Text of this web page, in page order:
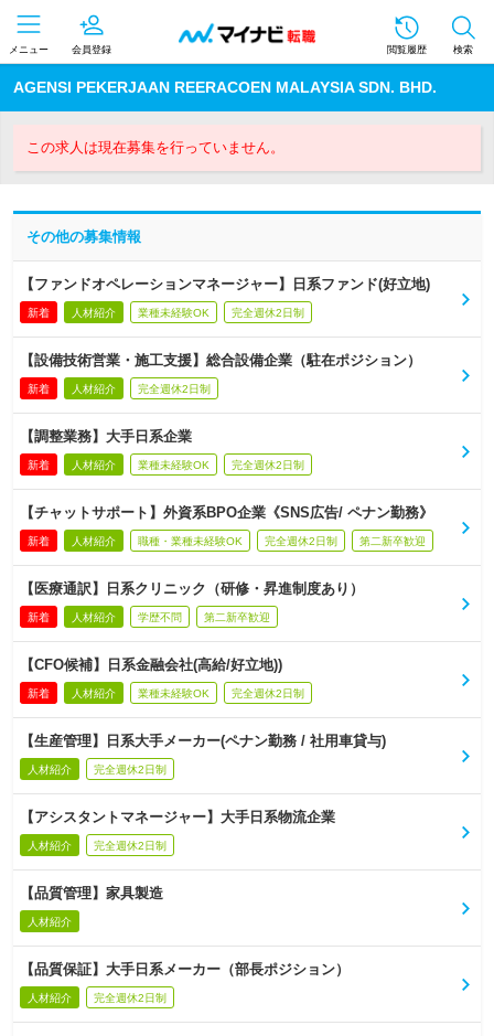
メニュー 会員登録 閲覧履歴 検索
AGENSI PEKERJAAN REERACOEN MALAYSIA SDN. BHD.
この求人は現在募集を行っていません。
その他の募集情報
【ファンドオペレーションマネージャー】日系ファンド(好立地)
新着 人材紹介 業種未経験OK 完全週休2日制
【設備技術営業・施工支援】総合設備企業（駐在ポジション）
新着 人材紹介 完全週休2日制
【調整業務】大手日系企業
新着 人材紹介 業種未経験OK 完全週休2日制
【チャットサポート】外資系BPO企業《SNS広告/ ペナン勤務》
新着 人材紹介 職種・業種未経験OK 完全週休2日制 第二新卒歓迎
【医療通訳】日系クリニック（研修・昇進制度あり）
新着 人材紹介 学歴不問 第二新卒歓迎
【CFO候補】日系金融会社(高給/好立地))
新着 人材紹介 業種未経験OK 完全週休2日制
【生産管理】日系大手メーカー(ペナン勤務 / 社用車貸与)
人材紹介 完全週休2日制
【アシスタントマネージャー】大手日系物流企業
人材紹介 完全週休2日制
【品質管理】家具製造
人材紹介
【品質保証】大手日系メーカー（部長ポジション）
人材紹介 完全週休2日制